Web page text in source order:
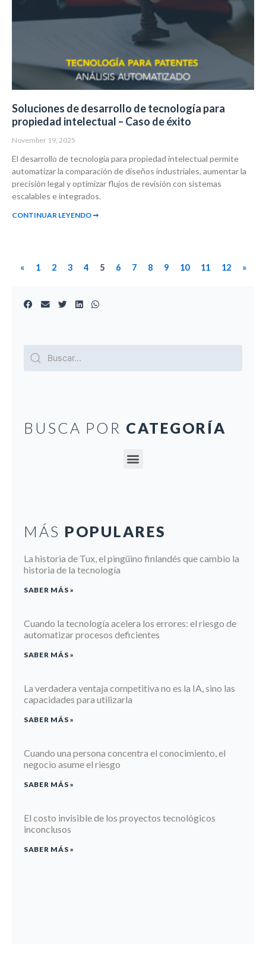
Soluciones de desarrollo de tecnología para
propiedad intelectual – Caso de éxito
November 19, 2025
El desarrollo de tecnología para propiedad intelectual permite
automatizar la comparación de diseños industriales, aumentar la
precisión legal y optimizar flujos de revisión con sistemas
escalables e integrados.
CONTINUAR LEYENDO ➞
« 1 2 3 4 5 6 7 8 9 10 11 12 »
BUSCA POR CATEGORÍA
MÁS POPULARES
La historia de Tux, el pingüino finlandés que cambio la
historia de la tecnología
SABER MÁS »
Cuando la tecnología acelera los errores: el riesgo de
automatizar procesos deficientes
SABER MÁS »
La verdadera ventaja competitiva no es la IA, sino las
capacidades para utilizarla
SABER MÁS »
Cuando una persona concentra el conocimiento, el
negocio asume el riesgo
SABER MÁS »
El costo invisible de los proyectos tecnológicos
inconclusos
SABER MÁS »